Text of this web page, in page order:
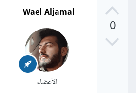
0
Wael Aljamal
الأعضاء